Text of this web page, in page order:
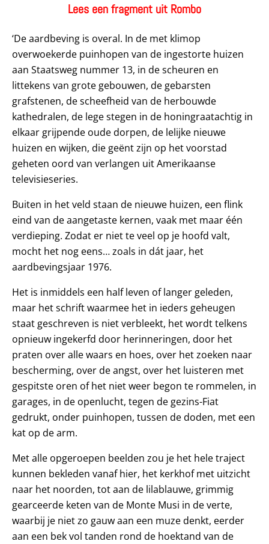
Lees een fragment uit Rombo
‘De aardbeving is overal. In de met klimop
overwoekerde puinhopen van de ingestorte huizen
aan Staatsweg nummer 13, in de scheuren en
littekens van grote gebouwen, de gebarsten
grafstenen, de scheefheid van de herbouwde
kathedralen, de lege stegen in de honingraatachtig in
elkaar grijpende oude dorpen, de lelijke nieuwe
huizen en wijken, die geënt zijn op het voorstad
geheten oord van verlangen uit Amerikaanse
televisieseries.
Buiten in het veld staan de nieuwe huizen, een flink
eind van de aangetaste kernen, vaak met maar één
verdieping. Zodat er niet te veel op je hoofd valt,
mocht het nog eens… zoals in dát jaar, het
aardbevingsjaar 1976.
Het is inmiddels een half leven of langer geleden,
maar het schrift waarmee het in ieders geheugen
staat geschreven is niet verbleekt, het wordt telkens
opnieuw ingekerfd door herinneringen, door het
praten over alle waars en hoes, over het zoeken naar
bescherming, over de angst, over het luisteren met
gespitste oren of het niet weer begon te rommelen, in
garages, in de openlucht, tegen de gezins-Fiat
gedrukt, onder puinhopen, tussen de doden, met een
kat op de arm.
Met alle opgeroepen beelden zou je het hele traject
kunnen bekleden vanaf hier, het kerkhof met uitzicht
naar het noorden, tot aan de lilablauwe, grimmig
gearceerde keten van de Monte Musi in de verte,
waarbij je niet zo gauw aan een muze denkt, eerder
aan een bek vol tanden rond de hoektand van de